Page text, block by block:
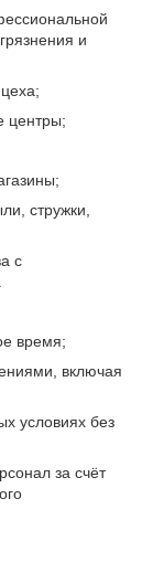
и
центры;
стружки,
с
время;
включая
условиях без
за счёт